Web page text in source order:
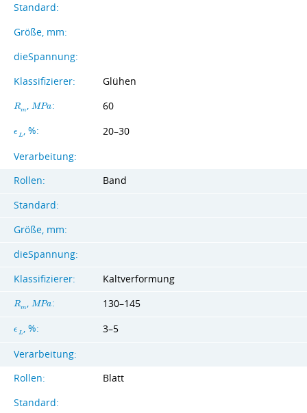
Standard:
Größe, mm:
dieSpannung:
Klassifizierer:
Glühen
Rm , MPa: 60
ϵ L, %: 20–30
Verarbeitung:
Rollen:
Band
Standard:
Größe, mm:
dieSpannung:
Klassifizierer:
Kaltverformung
Rm , MPa: 130–145
ϵ L, %: 3–5
Verarbeitung:
Rollen:
Blatt
Standard: